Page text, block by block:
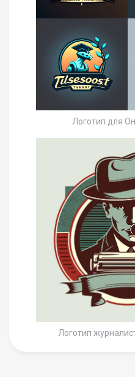
Логотип для
Логотип